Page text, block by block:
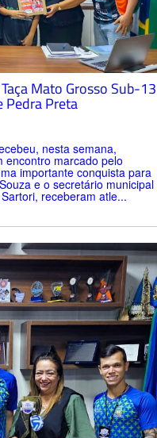
Mato Grosso Sub-13
Pedra Preta
nesta semana,
encontro marcado pelo
importante conquista para
e o secretário municipal
receberam atle...